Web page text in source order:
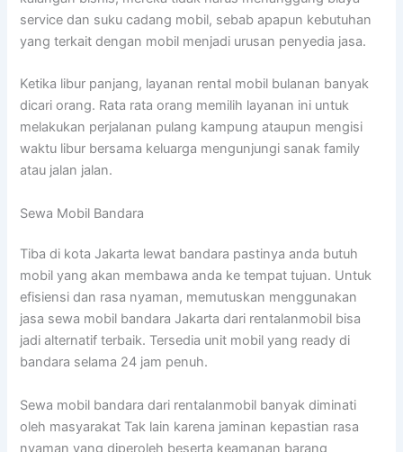
service dan suku cadang mobil, sebab apapun kebutuhan
yang terkait dengan mobil menjadi urusan penyedia jasa.
Ketika libur panjang, layanan rental mobil bulanan banyak
dicari orang. Rata rata orang memilih layanan ini untuk
melakukan perjalanan pulang kampung ataupun mengisi
waktu libur bersama keluarga mengunjungi sanak family
atau jalan jalan.
Sewa Mobil Bandara
Tiba di kota Jakarta lewat bandara pastinya anda butuh
mobil yang akan membawa anda ke tempat tujuan. Untuk
efisiensi dan rasa nyaman, memutuskan menggunakan
jasa sewa mobil bandara Jakarta dari rentalanmobil bisa
jadi alternatif terbaik. Tersedia unit mobil yang ready di
bandara selama 24 jam penuh.
Sewa mobil bandara dari rentalanmobil banyak diminati
oleh masyarakat Tak lain karena jaminan kepastian rasa
nyaman yang diperoleh beserta keamanan barang